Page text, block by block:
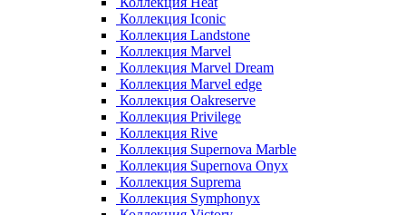
Коллекция Iconic
Коллекция Landstone
Коллекция Marvel
Коллекция Marvel Dream
Коллекция Marvel edge
Коллекция Oakreserve
Коллекция Privilege
Коллекция Rive
Коллекция Supernova Marble
Коллекция Supernova Onyx
Коллекция Suprema
Коллекция Symphonyx